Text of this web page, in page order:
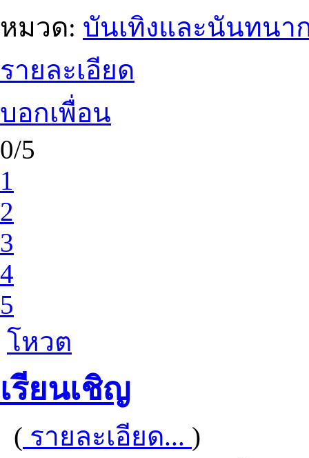
หมวด: บันเทิงและนันทนา
รายละเอียด
บอกเพื่อน
0/5
1
2
3
4
5
โหวต
เรียนเชิญ
( รายละเอียด... )